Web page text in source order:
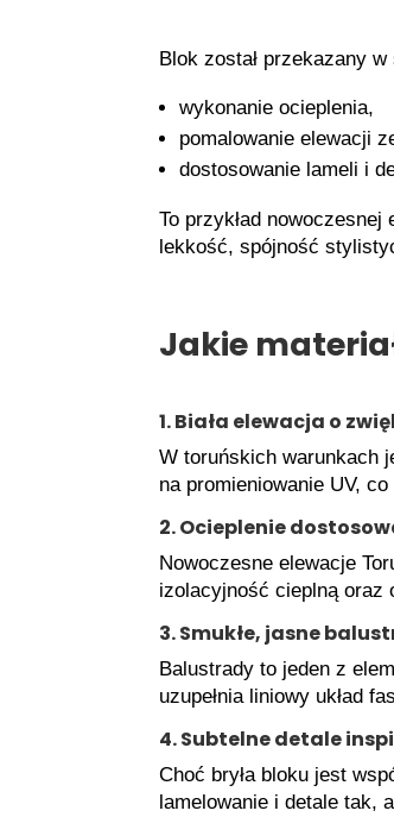
Blok został przekazany
wykonanie ocieplenia,
pomalowanie elewacji
dostosowanie lameli i
To przykład nowoczesnej
lekkość, spójność
Jakie
1. Biała elewacja o
W toruńskich warunkach
na promieniowanie UV,
2. Ocieplenie
Nowoczesne elewacje
izolacyjność cieplną oraz
3. Smukłe, jasne
Balustrady to jeden z
uzupełnia liniowy układ
4. Subtelne detale
Choć bryła bloku jest
lamelowanie i detale tak,